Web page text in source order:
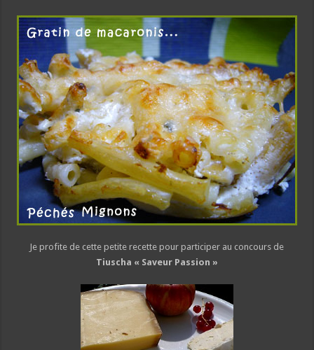
Je profite de cette petite recette pour participer au concours de
Tiuscha « Saveur Passion »